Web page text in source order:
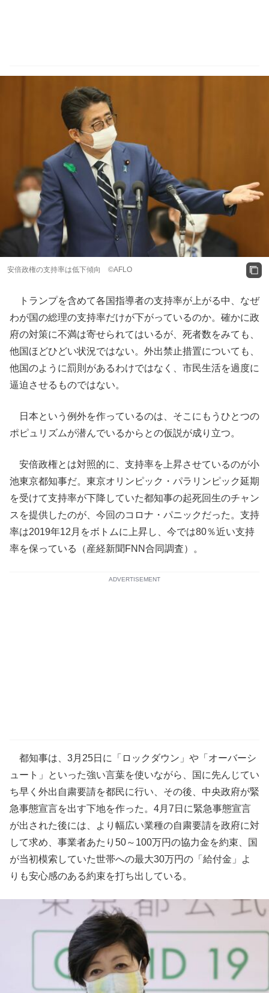
安倍政権の支持率は低下傾向 ©AFLO
トランプを含めて各国指導者の支持率が上がる中、なぜ
わが国の総理の支持率だけが下がっているのか。確かに政
府の対策に不満は寄せられてはいるが、死者数をみても、
他国ほどひどい状況ではない。外出禁止措置についても、
他国のように罰則があるわけではなく、市民生活を過度に
逼迫させるものではない。
日本という例外を作っているのは、そこにもうひとつの
ポピュリズムが潜んでいるからとの仮説が成り立つ。
安倍政権とは対照的に、支持率を上昇させているのが小
池東京都知事だ。東京オリンピック・パラリンピック延期
を受けて支持率が下降していた都知事の起死回生のチャン
スを提供したのが、今回のコロナ・パニックだった。支持
率は2019年12月をボトムに上昇し、今では80％近い支持
率を保っている（産経新聞FNN合同調査）。
ADVERTISEMENT
都知事は、3月25日に「ロックダウン」や「オーバーシ
ュート」といった強い言葉を使いながら、国に先んじてい
ち早く外出自粛要請を都民に行い、その後、中央政府が緊
急事態宣言を出す下地を作った。4月7日に緊急事態宣言
が出された後には、より幅広い業種の自粛要請を政府に対
して求め、事業者あたり50～100万円の協力金を約束、国
が当初模索していた世帯への最大30万円の「給付金」よ
りも安心感のある約束を打ち出している。